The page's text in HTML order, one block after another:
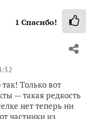
1 Спасибо!
Только вот
— такая редкость
нет теперь ни
частники из